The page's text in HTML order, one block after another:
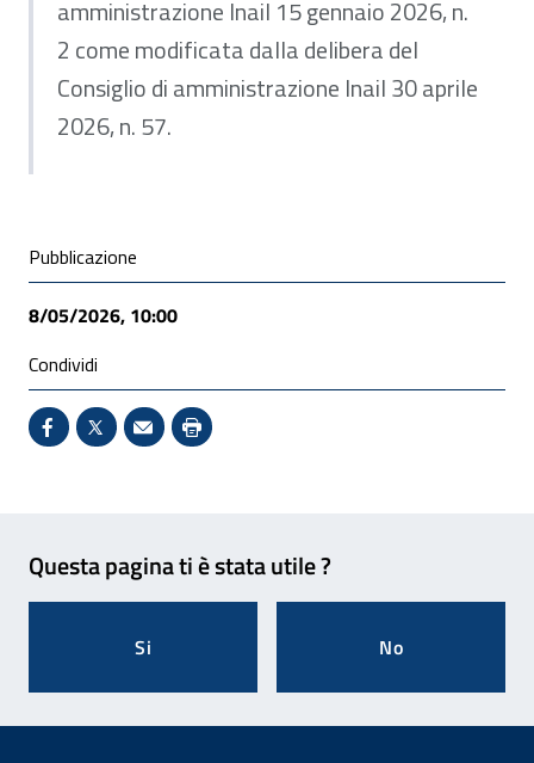
amministrazione Inail 15 gennaio 2026, n.
2 come modificata dalla delibera del
Consiglio di amministrazione Inail 30 aprile
2026, n. 57.
Condivisione social
Pubblicazione
8/05/2026, 10:00
Condividi
Condividi su Facebook - Sito esterno - Apertura in
X - Sito esterno - Apertura in nuova finestra
Invio Mail: apre il programma di posta
Stampa pagina: scelta meno
Questa pagina ti è stata utile ?
Si No